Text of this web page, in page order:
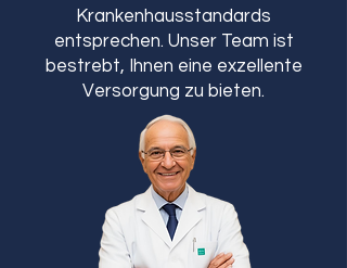
Krankenhausstandards
entsprechen. Unser Team ist
bestrebt, Ihnen eine exzellente
Versorgung zu bieten.